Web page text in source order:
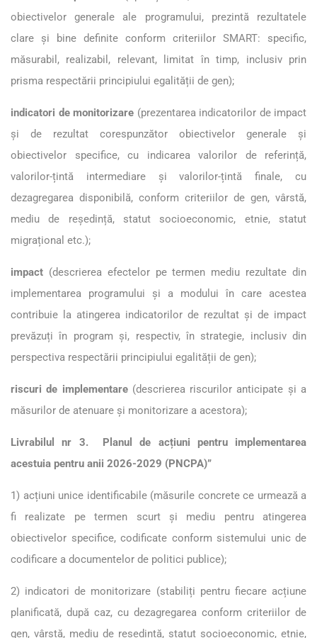
obiectivelor generale ale programului, prezintă rezultatele
clare și bine definite conform criteriilor SMART: specific,
măsurabil, realizabil, relevant, limitat în timp, inclusiv prin
prisma respectării principiului egalității de gen);
indicatori de monitorizare (prezentarea indicatorilor de impact
și de rezultat corespunzător obiectivelor generale și
obiectivelor specifice, cu indicarea valorilor de referință,
valorilor-țintă intermediare și valorilor-țintă finale, cu
dezagregarea disponibilă, conform criteriilor de gen, vârstă,
mediu de reședință, statut socioeconomic, etnie, statut
migrațional etc.);
impact (descrierea efectelor pe termen mediu rezultate din
implementarea programului și a modului în care acestea
contribuie la atingerea indicatorilor de rezultat și de impact
prevăzuți în program și, respectiv, în strategie, inclusiv din
perspectiva respectării principiului egalității de gen);
riscuri de implementare(descrierea riscurilor anticipate și a
măsurilor de atenuare și monitorizare a acestora);
Livrabilul nr 3. Planul de acțiuni pentru implementarea
acestuia pentru anii 2026-2029 (PNCPA)”
1) acțiuni unice identificabile (măsurile concrete ce urmează a
fi realizate pe termen scurt și mediu pentru atingerea
obiectivelor specifice, codificate conform sistemului unic de
codificare a documentelor de politici publice);
2) indicatori de monitorizare (stabiliți pentru fiecare acțiune
planificată, după caz, cu dezagregarea conform criteriilor de
gen, vârstă, mediu de reședință, statut socioeconomic, etnie,